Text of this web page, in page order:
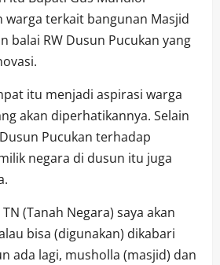
warga terkait bangunan Masjid
balai RW Dusun Pucukan yang
itu menjadi aspirasi warga
akan diperhatikannya. Selain
Pucukan terhadap
negara di dusun itu juga
(Tanah Negara) saya akan
bisa (digunakan) dikabari
ada lagi, musholla (masjid) dan